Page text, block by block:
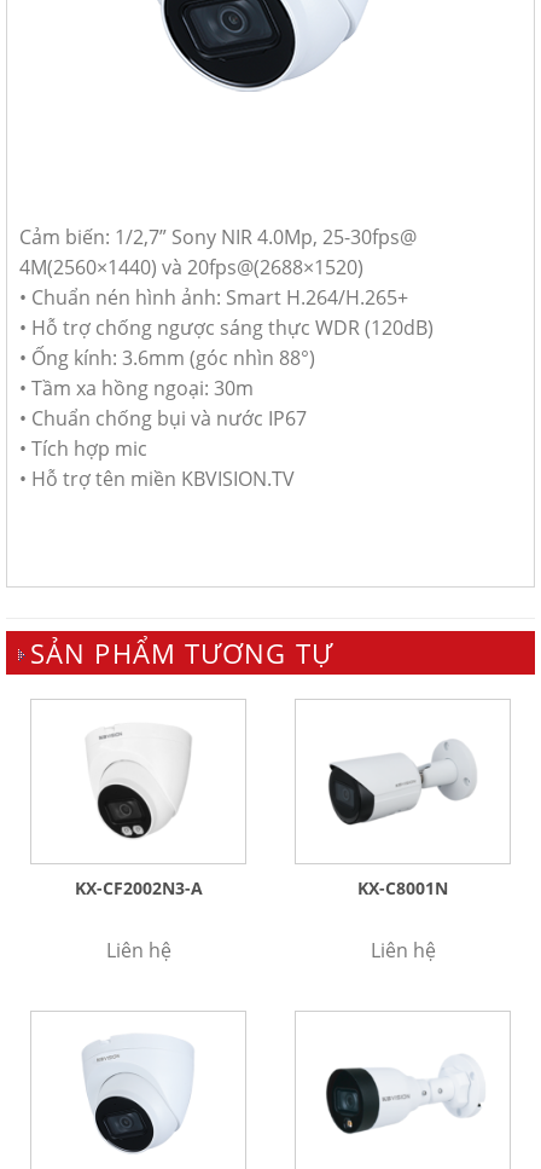
Cảm biến: 1/2,7” Sony NIR 4.0Mp, 25-30fps@
4M(2560×1440) và 20fps@(2688×1520)
• Chuẩn nén hình ảnh: Smart H.264/H.265+
• Hỗ trợ chống ngược sáng thực WDR (120dB)
• Ống kính: 3.6mm (góc nhìn 88°)
• Tầm xa hồng ngoại: 30m
• Chuẩn chống bụi và nước IP67
• Tích hợp mic
• Hỗ trợ tên miền KBVISION.TV
SẢN PHẨM TƯƠNG TỰ
KX-CF2002N3-A
Liên hệ
KX-C8001N
Liên hệ